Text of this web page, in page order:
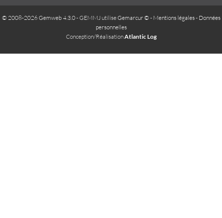
© 2008-2026 Gemweb 4.3.0- GEMMJ utiliseGemarcur © - Mentions légales- Données
personnelles
Conception/RéalisationAtlantic Log